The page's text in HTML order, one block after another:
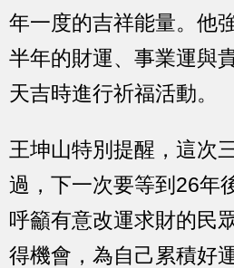
年一度的吉祥能量。他
半年的財運、事業運與
天吉時進行祈福活動。
王坤山特別提醒，這次
過，下一次要等到26年
呼籲有意改運求財的民
得機會，為自己累積好運